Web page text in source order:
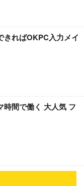
きればOKPC入力メイ
時間で働く 大人気 フ